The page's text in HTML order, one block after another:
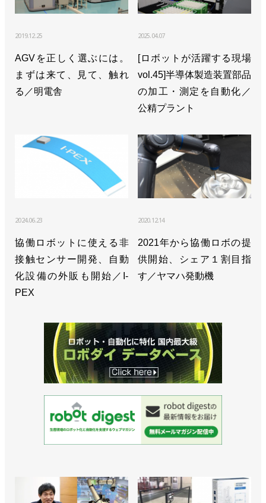
2019.12.25
AGVを正しく選ぶには。
まずは来て、見て、触れ
る／明電舎
2025.04.07
[ロボットが活躍する現場
vol.45]半導体製造装置部品
の加工・測定を自動化／
公精プラント
2024.06.23
協働ロボットに使える非
接触センサー開発、自動
化設備の外販も開始／I-
PEX
2020.12.14
2021年から協働ロボの提
供開始、シェア１割目指
す／ヤマハ発動機